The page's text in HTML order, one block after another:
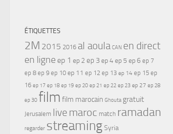
ÉTIQUETTES
2M 2015 2016 al aoula CAN en direct
en ligne ep 1 ep 2 ep 3ep 4ep 5 ep 6 ep 7
ep 8 ep 9 ep 10 ep 11 ep 12 ep 13 ep 14 ep 15 ep
16 ep 17 ep 18 ep 19 ep 20 ep 21 ep 22 ep 23 ep 27 ep 28
ep 30 film film marocain Ghouta gratuit
Jerusalem live maroc match ramadan
regarder streamingSyria